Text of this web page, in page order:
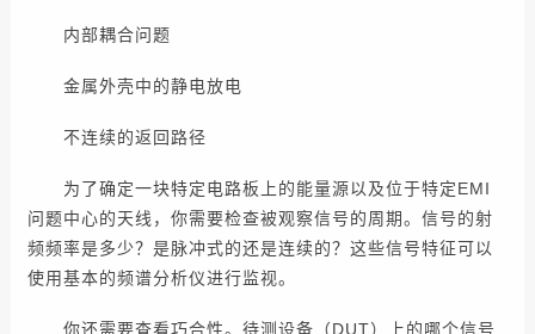
内部耦合问题
金属外壳中的静电放电
不连续的返回路径
为了确定一块特定电路板上的能量源以及位于特定EMI
问题中心的天线，你需要检查被观察信号的周期。信号的射
频频率是多少？是脉冲式的还是连续的？这些信号特征可以
使用基本的频谱分析仪进行监视。
你还需要查看巧合性。待测设备（DUT）上的哪个信号